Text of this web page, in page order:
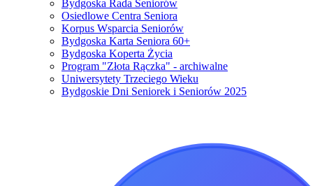
Bydgoska Rada Seniorów
Osiedlowe Centra Seniora
Korpus Wsparcia Seniorów
Bydgoska Karta Seniora 60+
Bydgoska Koperta Życia
Program "Złota Rączka" - archiwalne
Uniwersytety Trzeciego Wieku
Bydgoskie Dni Seniorek i Seniorów 2025